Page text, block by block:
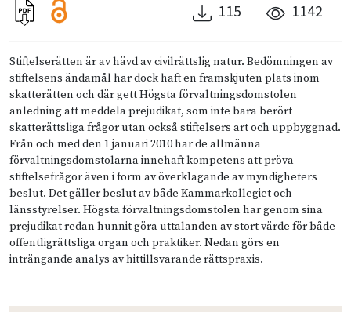
115 1142
Stiftelserätten är av hävd av civilrättslig natur. Bedömningen av
stiftelsens ändamål har dock haft en framskjuten plats inom
skatterätten och där gett Högsta förvaltningsdomstolen
anledning att meddela prejudikat, som inte bara berört
skatterättsliga frågor utan också stiftelsers art och uppbyggnad.
Från och med den 1 januari 2010 har de allmänna
förvaltningsdomstolarna innehaft kompetens att pröva
stiftelsefrågor även i form av överklagande av myndigheters
beslut. Det gäller beslut av både Kammarkollegiet och
länsstyrelser. Högsta förvaltningsdomstolen har genom sina
prejudikat redan hunnit göra uttalanden av stort värde för både
offentligrättsliga organ och praktiker. Nedan görs en
inträngande analys av hittillsvarande rättspraxis.